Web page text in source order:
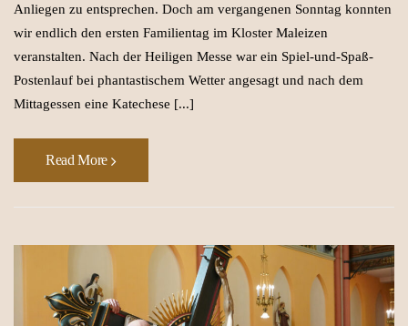
Anliegen zu entsprechen. Doch am vergangenen Sonntag konnten
wir endlich den ersten Familientag im Kloster Maleizen
veranstalten. Nach der Heiligen Messe war ein Spiel-und-Spaß-
Postenlauf bei phantastischem Wetter angesagt und nach dem
Mittagessen eine Katechese [...]
Read More